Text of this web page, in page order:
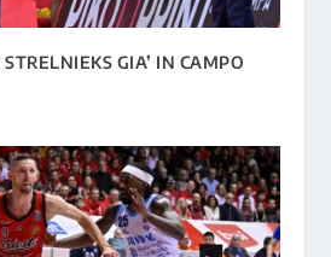
GIA’ IN CAMPO